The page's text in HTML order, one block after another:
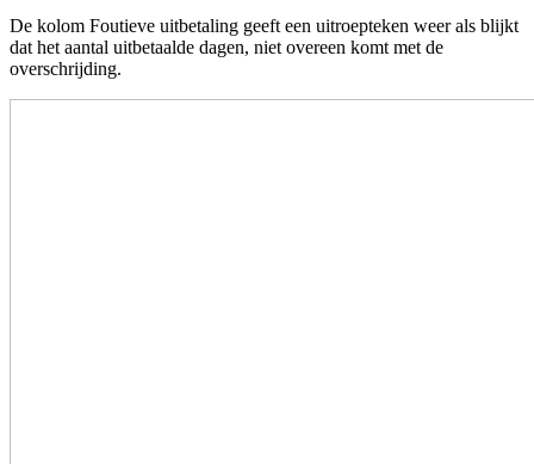
De kolom Foutieve uitbetaling geeft een uitroepteken weer als blijkt
dat het aantal uitbetaalde dagen, niet overeen komt met de
overschrijding.